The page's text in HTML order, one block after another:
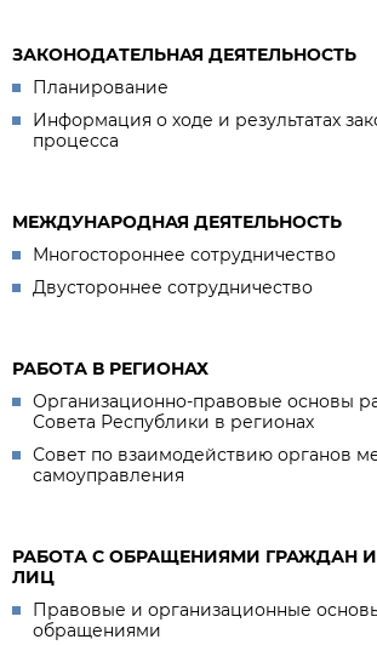
ЗАКОНОДАТЕЛЬНАЯ ДЕЯТЕЛЬНОСТЬ
Планирование
Информация о ходе и результатах
процесса
МЕЖДУНАРОДНАЯ ДЕЯТЕЛЬНОСТЬ
Многостороннее сотрудничество
Двустороннее сотрудничество
РАБОТА В РЕГИОНАХ
Организационно-правовые основы
Совета Республики в регионах
Совет по взаимодействию органов
самоуправления
РАБОТА С ОБРАЩЕНИЯМИ ГРАЖДАН
ЛИЦ
Правовые и организационные
обращениями